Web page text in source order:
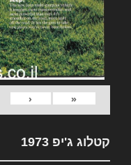
«
‹
קטלוג ג'יפ 1973